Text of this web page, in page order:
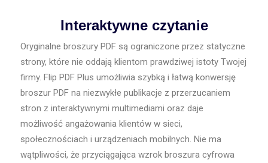
Interaktywne czytanie
Oryginalne broszury PDF są ograniczone przez statyczne
strony, które nie oddają klientom prawdziwej istoty Twojej
firmy. Flip PDF Plus umożliwia szybką i łatwą konwersję
broszur PDF na niezwykłe publikacje z przerzucaniem
stron z interaktywnymi multimediami oraz daje
możliwość angażowania klientów w sieci,
społecznościach i urządzeniach mobilnych. Nie ma
wątpliwości, że przyciągająca wzrok broszura cyfrowa